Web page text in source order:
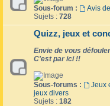
Sous-forum :
Avis
Sujets : 728
Quizz, jeux et
Envie de vous
C'est par ici !!
Sous-forums : Jeux
jeux divers
Sujets : 182